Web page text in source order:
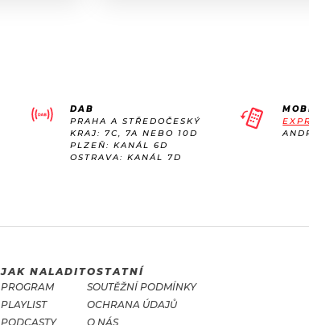
DAB
PRAHA A STŘEDOČESKÝ
KRAJ: 7C, 7A NEBO 10D
PLZEŇ: KANÁL 6D
OSTRAVA: KANÁL 7D
JAK NALADIT
PROGRAM
PLAYLIST
PODCASTY
OSTATNÍ
SOUTĚŽNÍ PODMÍNKY
OCHRANA ÚDAJŮ
O NÁS